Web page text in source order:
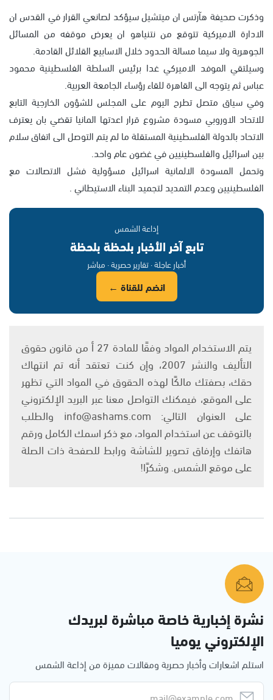
وذكرت صحيفة هآرتس ان ميتشيل سيؤكد لصانعي القرار في القدس ان
الادارة الاميركية تتوقع من نتنياهو ان يعرض موقفه من المسائل
الجوهرية ولا سيما مسالة الحدود خلال الاسابيع القلائل القادمة.
وسيلتقي الموفد الاميركي غدا برئيس السلطة الفلسطينية محمود
عباس ثم يتوجه الى القاهرة للقاء رؤساء الجامعة العربية.
وفي سياق متصل تطرح اليوم على المجلس للشؤون الخارجية التابع
للاتحاد الاوروبي مسودة مشروع قرار اعدتها المانيا تقضي بان يعترف
الاتحاد بالدولة الفلسطينية المستقلة ما لم يتم التوصل الى اتفاق سلام
بين اسرائيل والفلسطينيين في غضون عام واحد.
وتحمل المسودة الالمانية اسرائيل مسؤولية فشل الاتصالات مع
الفلسطينيين وعدم التمديد لتجميد البناء الاستيطاني .
إذاعة الشمس
تابع آخر الأخبار بلحظة بلحظة
أخبار عاجلة · تقارير حصرية · مباشر
انضم للقناة ←
يتم الاستخدام المواد وفقًا للمادة 27 أ من قانون حقوق
التأليف والنشر 2007، وإن كنت تعتقد أنه تم انتهاك
حقك، بصفتك مالكًا لهذه الحقوق في المواد التي تظهر
على الموقع، فيمكنك التواصل معنا عبر البريد الإلكتروني
على العنوان التالي: info@ashams.com والطلب
بالتوقف عن استخدام المواد، مع ذكر اسمك الكامل ورقم
هاتفك وإرفاق تصوير للشاشة ورابط للصفحة ذات الصلة
على موقع الشمس. وشكرًا!
نشرة إخبارية خاصة مباشرة لبريدك
الإلكتروني يوميا
استلم اشعارات وأخبار حصرية ومقالات مميزة من إذاعة الشمس